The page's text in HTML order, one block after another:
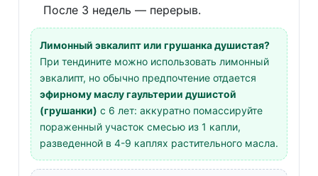
После 3 недель — перерыв.
Лимонный эвкалипт или грушанка душистая?
При тендините можно использовать лимонный
эвкалипт, но обычно предпочтение отдается
эфирному маслу гаультерии душистой
(грушанки) с 6 лет: аккуратно помассируйте
пораженный участок смесью из 1 капли,
разведенной в 4-9 каплях растительного масла.